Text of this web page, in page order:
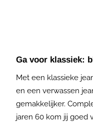
Ga voor klassiek:
Met een klassieke
en een verwassen
gemakkelijker.
jaren 60 kom jij goed